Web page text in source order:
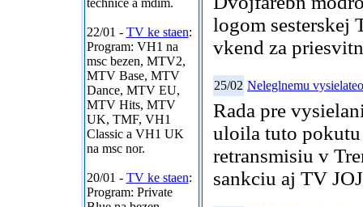
technice a mdim.
22/01 - TV ke staen:
Program: VH1 na
msc bezen, MTV2,
MTV Base, MTV
Dance, MTV EU,
MTV Hits, MTV
UK, TMF, VH1
Classic a VH1 UK
na msc nor.
20/01 - TV ke staen:
Program: Private
logom sesterskej
vkend za
25/02 Neleglnemu
Rada pre
uloila tuto
retransmisiu v
sankciu aj TV